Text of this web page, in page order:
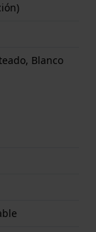
Blanco